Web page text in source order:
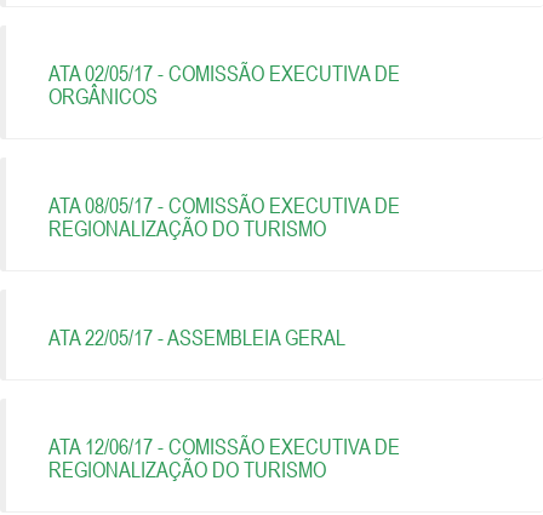
ATA 02/05/17 - COMISSÃO EXECUTIVA DE
ORGÂNICOS
ATA 08/05/17 - COMISSÃO EXECUTIVA DE
REGIONALIZAÇÃO DO TURISMO
ATA 22/05/17 - ASSEMBLEIA GERAL
ATA 12/06/17 - COMISSÃO EXECUTIVA DE
REGIONALIZAÇÃO DO TURISMO